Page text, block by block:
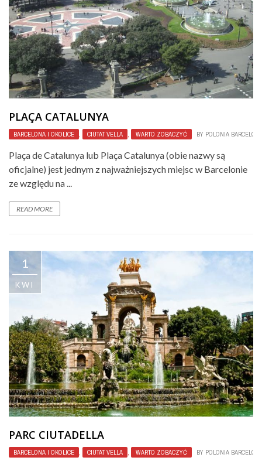
PLAÇA CATALUNYA
BARCELONA I OKOLICE , CIUTAT VELLA , WARTO ZOBACZYĆ BY POLONIA
Plaça de Catalunya lub Plaça Catalunya (obie nazwy są
oficjalne) jest jednym z najważniejszych miejsc w Barcelonie
ze względu na ...
READ MORE
1
KWI
PARC CIUTADELLA
BARCELONA I OKOLICE , CIUTAT VELLA , WARTO ZOBACZYĆ BY POLONIA